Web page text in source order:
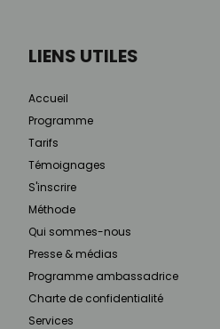
LIENS UTILES
Accueil
Programme
Tarifs
Témoignages
S'inscrire
Méthode
Qui sommes-nous
Presse & médias
Programme ambassadrice
Charte de confidentialité
Services